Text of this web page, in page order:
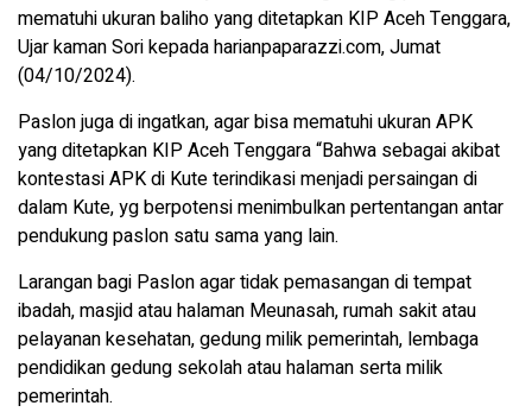
mematuhi ukuran baliho yang ditetapkan KIP Aceh Tenggara,
Ujar kaman Sori kepada harianpaparazzi.com, Jumat
(04/10/2024).
Paslon juga di ingatkan, agar bisa mematuhi ukuran APK
yang ditetapkan KIP Aceh Tenggara “Bahwa sebagai akibat
kontestasi APK di Kute terindikasi menjadi persaingan di
dalam Kute, yg berpotensi menimbulkan pertentangan antar
pendukung paslon satu sama yang lain.
Larangan bagi Paslon agar tidak pemasangan di tempat
ibadah, masjid atau halaman Meunasah, rumah sakit atau
pelayanan kesehatan, gedung milik pemerintah, lembaga
pendidikan gedung sekolah atau halaman serta milik
pemerintah.